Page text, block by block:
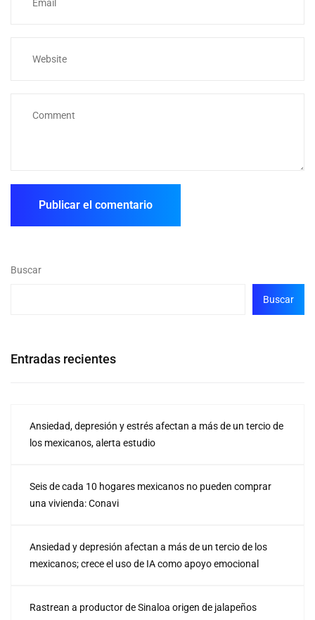
Buscar
Buscar
Entradas recientes
Ansiedad, depresión y estrés afectan a más de un tercio de
los mexicanos, alerta estudio
Seis de cada 10 hogares mexicanos no pueden comprar
una vivienda: Conavi
Ansiedad y depresión afectan a más de un tercio de los
mexicanos; crece el uso de IA como apoyo emocional
Rastrean a productor de Sinaloa origen de jalapeños